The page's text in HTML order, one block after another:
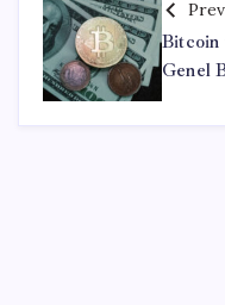
Bitcoin
Genel